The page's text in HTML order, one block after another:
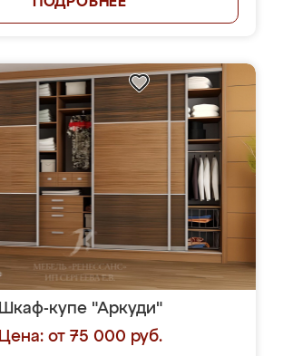
Шкаф-купе "Аркуди"
Цена: от 75 000 руб.